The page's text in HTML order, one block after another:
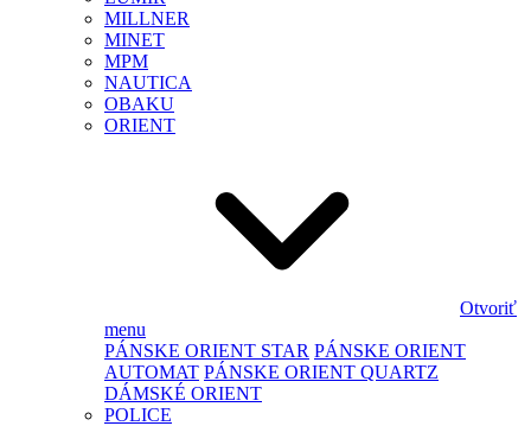
MILLNER
MINET
MPM
NAUTICA
OBAKU
ORIENT
Otvoriť
menu
PÁNSKE ORIENT STAR PÁNSKE ORIENT
AUTOMAT PÁNSKE ORIENT QUARTZ
DÁMSKÉ ORIENT
POLICE